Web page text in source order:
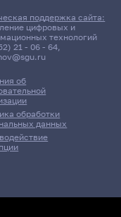
об
обработки
данных
поддержка сайта:
цифровых и
технологий
21 - 06 - 64,